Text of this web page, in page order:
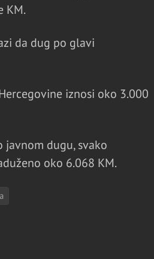
KM.
da dug po glavi
iznosi oko 3.000
javnom dugu, svako
oko 6.068 KM.